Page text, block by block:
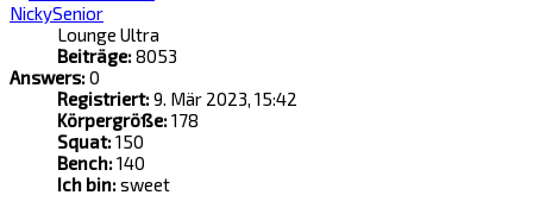
NickySenior
Lounge Ultra
Beiträge:8053
Answers:0
Registriert:9. Mär 2023, 15:42
Körpergröße:178
Squat:150
Bench:140
Ich bin:sweet